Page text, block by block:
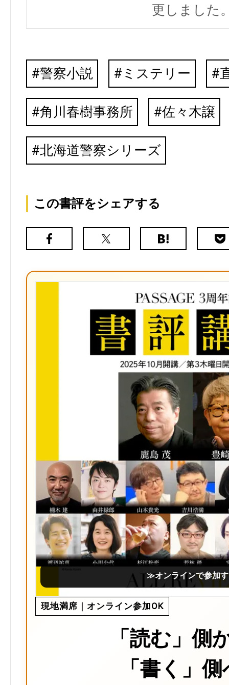
更しました
警察小説 ミステリー
角川春樹事務所 佐々木譲
北海道警察シリーズ
この書評をシェアする
Facebook
X（旧
は
ク
マ
ー
ク
≫オンラインで参加
現地満席｜オンライン参加OK
「読む」側
「書く」